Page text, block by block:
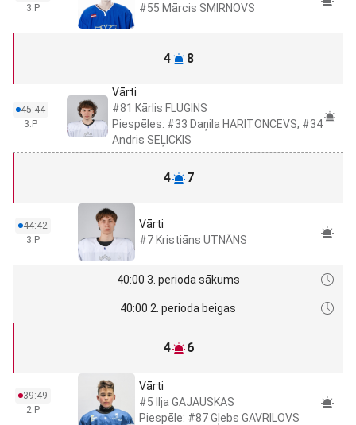
3.P
#55 Mārcis SMIRNOVS
4 8
45:44
3.P
Vārti
#81 Kārlis FLUGINS
Piespēles: #33 Daņila HARITONCEVS, #34
Andris SEĻICKIS
4 7
44:42
3.P
Vārti
#7 Kristiāns UTNĀNS
40:00 3. perioda sākums
40:00 2. perioda beigas
4 6
39:49
2.P
Vārti
#5 Ilja GAJAUSKAS
Piespēle: #87 Gļebs GAVRILOVS